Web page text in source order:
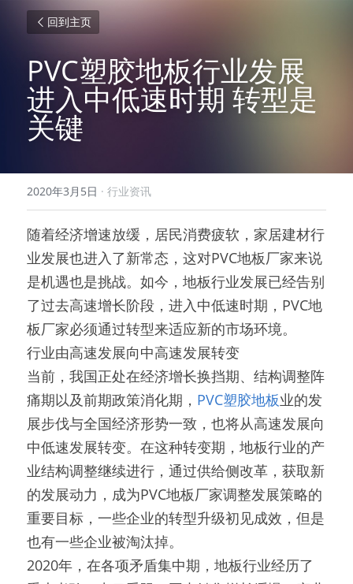
回到主页
PVC塑胶地板行业发展
进入中低速时期 转型是
关键
2020年3月5日 · 行业资讯
随着经济增速放缓，居民消费疲软，家居建材行
业发展也进入了新常态，这对PVC地板厂家来说
是机遇也是挑战。如今，地板行业发展已经告别
了过去高速增长阶段，进入中低速时期，PVC地
板厂家必须通过转型来适应新的市场环境。
行业由高速发展向中高速发展转变
当前，我国正处在经济增长换挡期、结构调整阵
痛期以及前期政策消化期， PVC塑胶地板业的发
展步伐与全国经济形势一致，也将从高速发展向
中低速发展转变。在这种转变期，地板行业的产
业结构调整继续进行，通过供给侧改革，获取新
的发展动力，成为PVC地板厂家调整发展策略的
重要目标，一些企业的转型升级初见成效，但是
也有一些企业被淘汰掉。
2020年，在各项矛盾集中期，地板行业经历了